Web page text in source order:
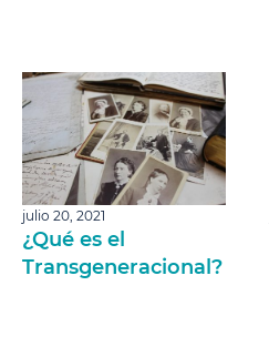
julio 20, 2021
¿Qué es el
Transgeneracional?